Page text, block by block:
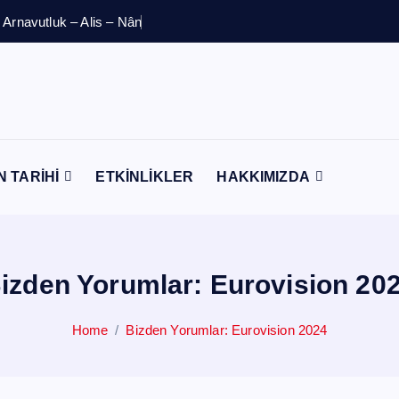
TARİHİ ETKİNLİKLER HAKKIMIZDA
Yorumlar: Eurovision
Home Bizden Yorumlar: Eurovision 2024